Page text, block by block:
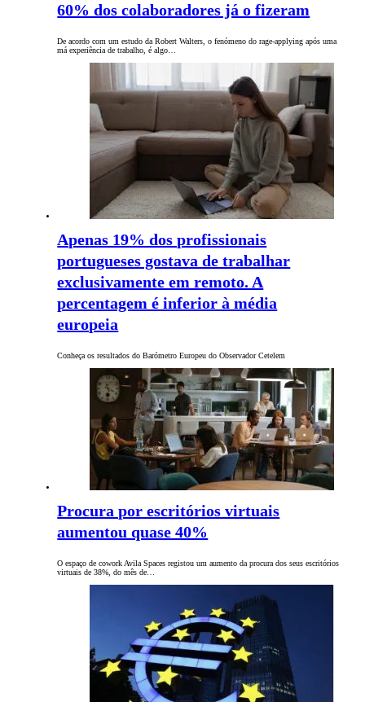
60% dos colaboradores já o fizeram
De acordo com um estudo da Robert Walters, o fenómeno do rage-applying após uma
má experiência de trabalho, é algo…
Apenas 19% dos profissionais
portugueses gostava de trabalhar
exclusivamente em remoto. A
percentagem é inferior à média
europeia
Conheça os resultados do Barómetro Europeu do Observador Cetelem
Procura por escritórios virtuais
aumentou quase 40%
O espaço de cowork Avila Spaces registou um aumento da procura dos seus escritórios
virtuais de 38%, do mês de…